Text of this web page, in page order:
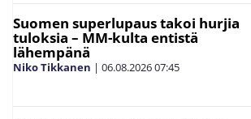
Suomen superlupaus takoi hurjia
tuloksia – MM-kulta entistä
lähempänä
Niko Tikkanen | 06.08.202607:45